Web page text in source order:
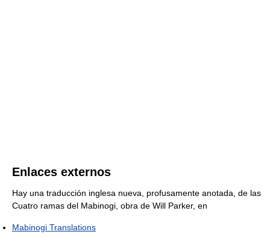
Enlaces externos
Hay una traducción inglesa nueva, profusamente anotada, de las
Cuatro ramas del Mabinogi, obra de Will Parker, en
Mabinogi Translations